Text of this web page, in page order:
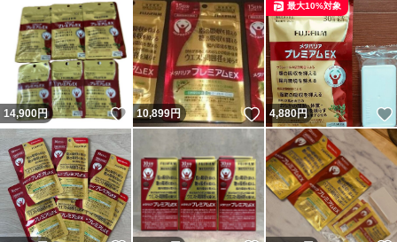
14,900円 いいね！
10,899円 いいね！
4,880円
最大10%対象